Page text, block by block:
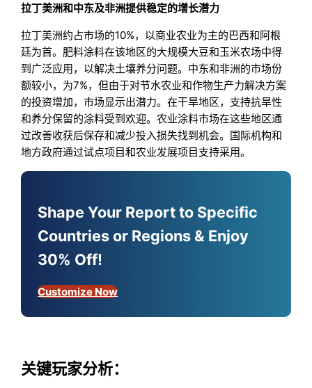
拉丁美洲和中东及非洲提供稳定的增长潜力
拉丁美洲约占市场的10%，以商业农业为主的巴西和阿根
廷为首。肥料涂料在该地区的大规模大豆和玉米农场中得
到广泛应用，以解决土壤养分问题。中东和非洲的市场份
额较小，为7%，但由于对节水农业和作物生产力解决方案
的投资增加，市场显示出潜力。在干旱地区，支持抗旱性
和养分保留的涂料受到欢迎。农业涂料市场在这些地区通
过改善收获后保存和减少投入损失找到机会。国际机构和
地方政府通过试点项目和农业发展项目支持采用。
Shape Your Report to Specific
Countries or Regions & Enjoy
30% Off!
Customize Now
关键玩家分析：